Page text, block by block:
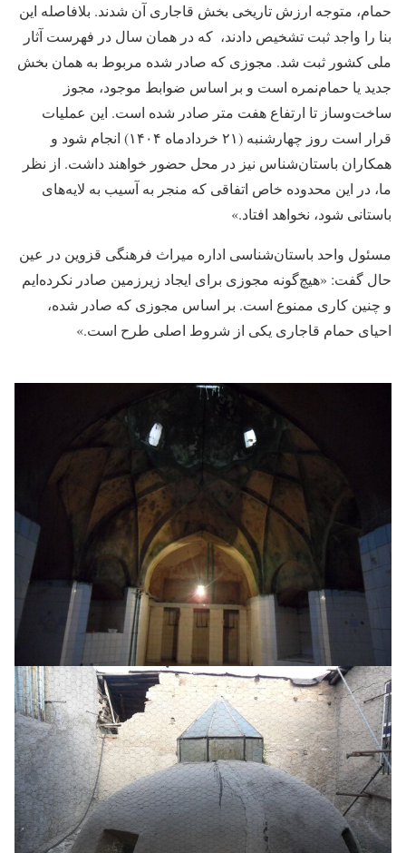
حمام، متوجه ارزش تاریخی بخش قاجاری آن شدند. بلافاصله این
بنا را واجد ثبت تشخیص دادند، ‌ که در همان سال در فهرست آثار
ملی کشور ثبت شد. مجوزی که صادر شده مربوط به همان بخش
جدید یا حمام‌نمره است و بر اساس ضوابط موجود، مجوز
ساخت‌وساز تا ارتفاع هفت متر صادر شده است. این عملیات
قرار است روز چهارشنبه (۲۱ خردادماه ۱۴۰۴) انجام شود و
همکاران باستان‌شناس نیز در محل حضور خواهند داشت. از نظر
ما، در این محدوده خاص اتفاقی که منجر به آسیب به لایه‌های
باستانی شود، نخواهد افتاد.»
مسئول واحد باستان‌شناسی اداره میراث فرهنگی قزوین در عین
حال گفت: «هیچ‌گونه مجوزی برای ایجاد زیرزمین صادر نکرده‌ایم
و چنین کاری ممنوع است. بر اساس مجوزی که صادر شده،
احیای حمام قاجاری یکی از شروط اصلی طرح است.»